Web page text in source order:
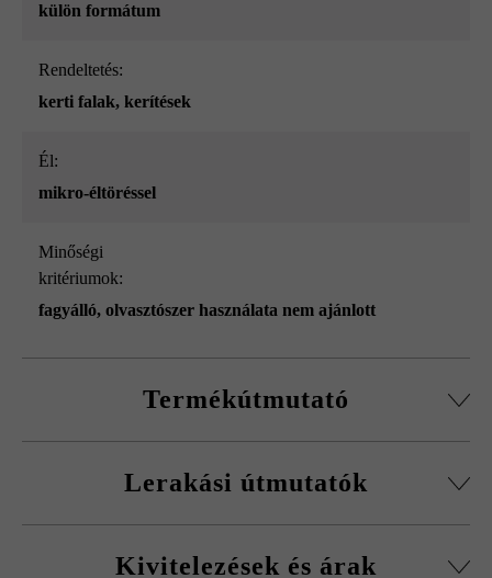
külön formátum
Rendeltetés:
kerti falak, kerítések
él:
mikro-éltöréssel
Minőségi
kritériumok:
fagyálló, olvasztószer használata nem ajánlott
Termékútmutató
kövekkel, sarokkő-szettel és fedőlapokkal.
Falakhoz és kerítésekhez, valamint előfalazáshoz
Lerakási útmutatók
kitöltőbeton javasolt betonminőségét.
Kivitelezések és árak